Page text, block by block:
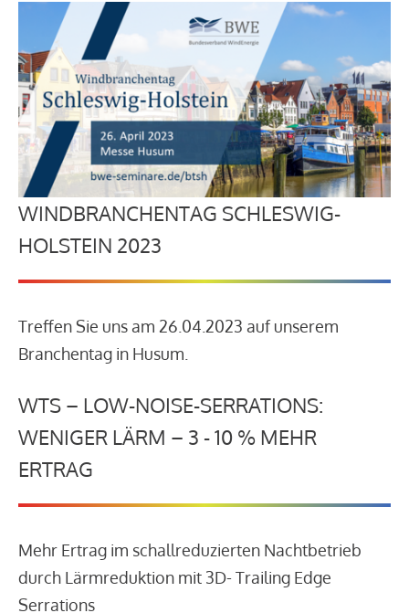
WINDBRANCHENTAG SCHLESWIG-
HOLSTEIN 2023
Treffen Sie uns am 26.04.2023 auf unserem
Branchentag in Husum.
WTS – LOW-NOISE-SERRATIONS:
WENIGER LÄRM – 3 - 10 % MEHR
ERTRAG
Mehr Ertrag im schallreduzierten Nachtbetrieb
durch Lärmreduktion mit 3D- Trailing Edge
Serrations